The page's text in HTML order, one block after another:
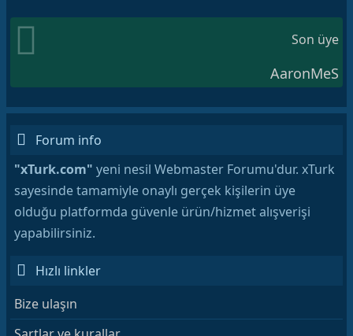
Son üye
AaronMeS
Forum info
"xTurk.com" yeni nesil Webmaster Forumu'dur. xTurk
sayesinde tamamiyle onaylı gerçek kişilerin üye
olduğu platformda güvenle ürün/hizmet alışverişi
yapabilirsiniz.
Hızlı linkler
Bize ulaşın